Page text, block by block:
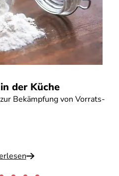
der Küche
Bekämpfung von Vorrats-